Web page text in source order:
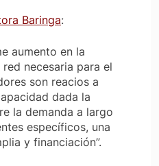
Baringa:
aumento en la
necesaria para el
son reacios a
dada la
la demanda a largo
específicos, una
y financiación”.